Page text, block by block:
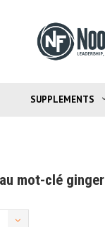
SUPPLEMENTS
mot-clé ginger